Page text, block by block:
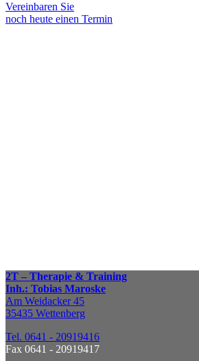
Vereinbaren Sie
noch heute einen Termin
2T – Therapie & Training
Inh.: Tobias Maroske
Am Weidacker 45
35435 Wettenberg
Tel. 0641 - 20919416
Fax 0641 - 20919417